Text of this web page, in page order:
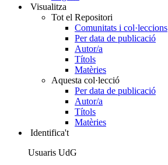
Visualitza
Tot el Repositori
Comunitats i col·leccions
Per data de publicació
Autor/a
Títols
Matèries
Aquesta col·lecció
Per data de publicació
Autor/a
Títols
Matèries
Identifica't
Usuaris UdG